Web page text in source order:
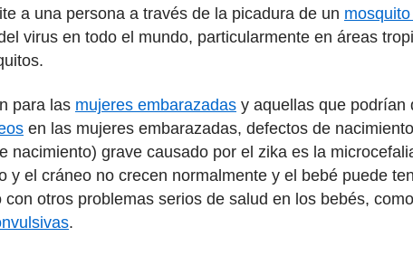
a una persona a través de la picadura de un
virus en todo el mundo, particularmente en áreas
para las mujeres embarazadas y aquellas que podrían
en las mujeres embarazadas, defectos de
nacimiento) grave causado por el zika es la
y el cráneo no crecen normalmente y el bebé puede
otros problemas serios de salud en los bebés,
.